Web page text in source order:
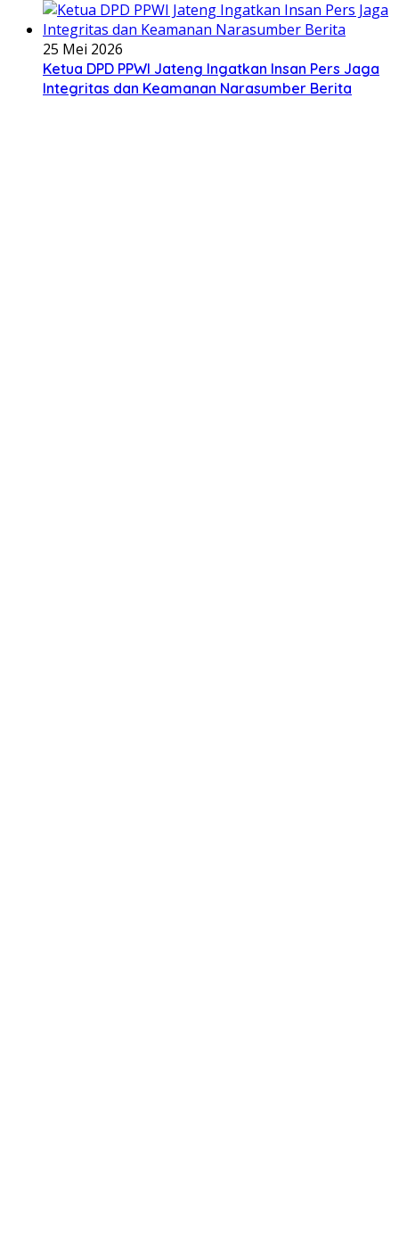
25 Mei 2026
Ketua DPD PPWI Jateng Ingatkan Insan Pers Jaga
Integritas dan Keamanan Narasumber Berita